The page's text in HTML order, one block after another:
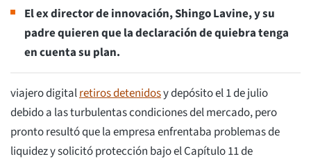
El ex director de innovación, Shingo Lavine, y su
padre quieren que la declaración de quiebra tenga
en cuenta su plan.
viajero digitalretiros detenidosy depósito el 1 de julio
debido a las turbulentas condiciones del mercado, pero
pronto resultó que la empresa enfrentaba problemas de
liquidez y solicitó protección bajo el Capítulo 11 de